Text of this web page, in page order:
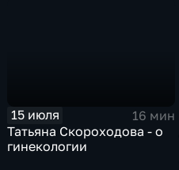
15 июля
16 мин
Татьяна Скороходова - о
гинекологии